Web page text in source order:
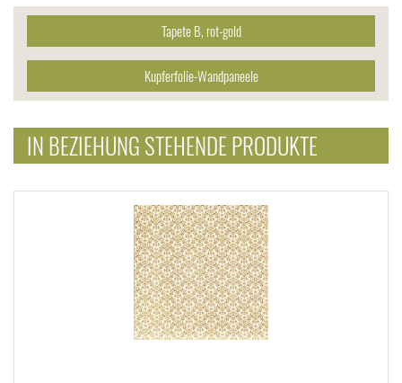
Tapete B, rot-gold
Kupferfolie-Wandpaneele
IN BEZIEHUNG STEHENDE PRODUKTE